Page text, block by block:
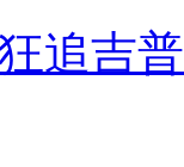
追吉